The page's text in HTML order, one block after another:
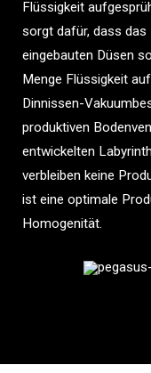
Flüssigkeit
sorgt dafür, dass das
eingebauten Düsen
Menge Flüssigkeit
Dinnissen-
produktiven
entwickelten
verbleiben keine
ist eine optimale
Homogenität.